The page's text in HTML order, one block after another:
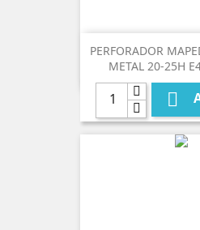
PERFORADOR
METAL 20-25H
